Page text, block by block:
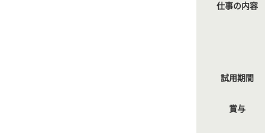
仕事の内容
試用期間
賞与